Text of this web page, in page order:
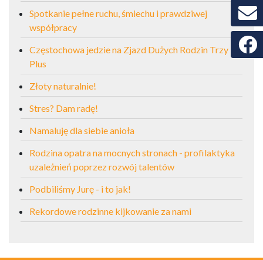
Spotkanie pełne ruchu, śmiechu i prawdziwej
współpracy
Częstochowa jedzie na Zjazd Dużych Rodzin Trzy
Plus
Złoty naturalnie!
Stres? Dam radę!
Namaluję dla siebie anioła
Rodzina opatra na mocnych stronach - profilaktyka
uzależnień poprzez rozwój talentów
Podbiliśmy Jurę - i to jak!
Rekordowe rodzinne kijkowanie za nami